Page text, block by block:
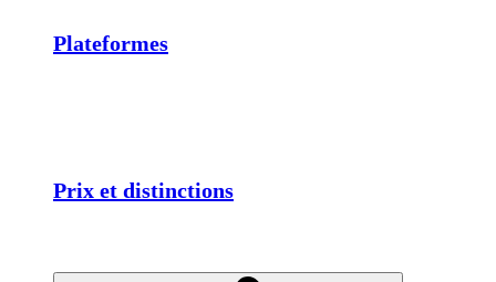
Plateformes
Prix et distinctions